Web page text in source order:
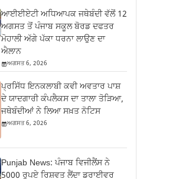
ਆਈਈਏਟੀ ਅਧਿਆਪਕ ਜਥੇਬੰਦੀ ਵੱਲੋਂ 12
ਅਗਸਤ ਤੋਂ ਪੰਜਾਬ ਸਕੂਲ ਬੋਰਡ ਦਫਤਰ
ਮੋਹਾਲੀ ਅੱਗੇ ਪੱਕਾ ਧਰਨਾ ਲਾਉਣ ਦਾ
ਐਲਾਨ
ਅਗਸਤ 6, 2026
ਪ੍ਰਸਿੱਧ ਇਨਕਲਾਬੀ ਕਵੀ ਅਵਤਾਰ ਪਾਸ਼
ਦੇ ਯਾਦਗਾਰੀ ਕੰਪਲੈਕਸ ਦਾ ਤਾਲਾ ਤੋੜਿਆ,
ਜਥੇਬੰਦੀਆਂ ਨੇ ਲਿਆ ਸਖ਼ਤ ਨੋਟਿਸ
ਅਗਸਤ 6, 2026
Punjab News: ਪੰਜਾਬ ਵਿਜੀਲੈਂਸ ਨੇ
5000 ਰੁਪਏ ਰਿਸ਼ਵਤ ਲੈਂਦਾ ਡਰਾਈਵਰ